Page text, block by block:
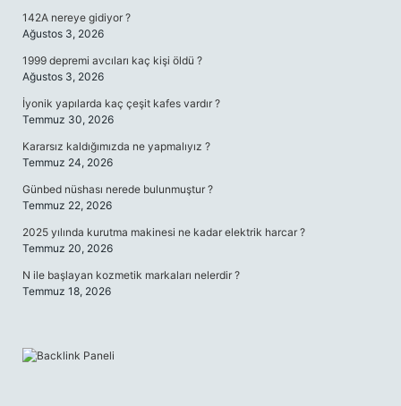
142A nereye gidiyor ?
Ağustos 3, 2026
1999 depremi avcıları kaç kişi öldü ?
Ağustos 3, 2026
İyonik yapılarda kaç çeşit kafes vardır ?
Temmuz 30, 2026
Kararsız kaldığımızda ne yapmalıyız ?
Temmuz 24, 2026
Günbed nüshası nerede bulunmuştur ?
Temmuz 22, 2026
2025 yılında kurutma makinesi ne kadar elektrik harcar ?
Temmuz 20, 2026
N ile başlayan kozmetik markaları nelerdir ?
Temmuz 18, 2026